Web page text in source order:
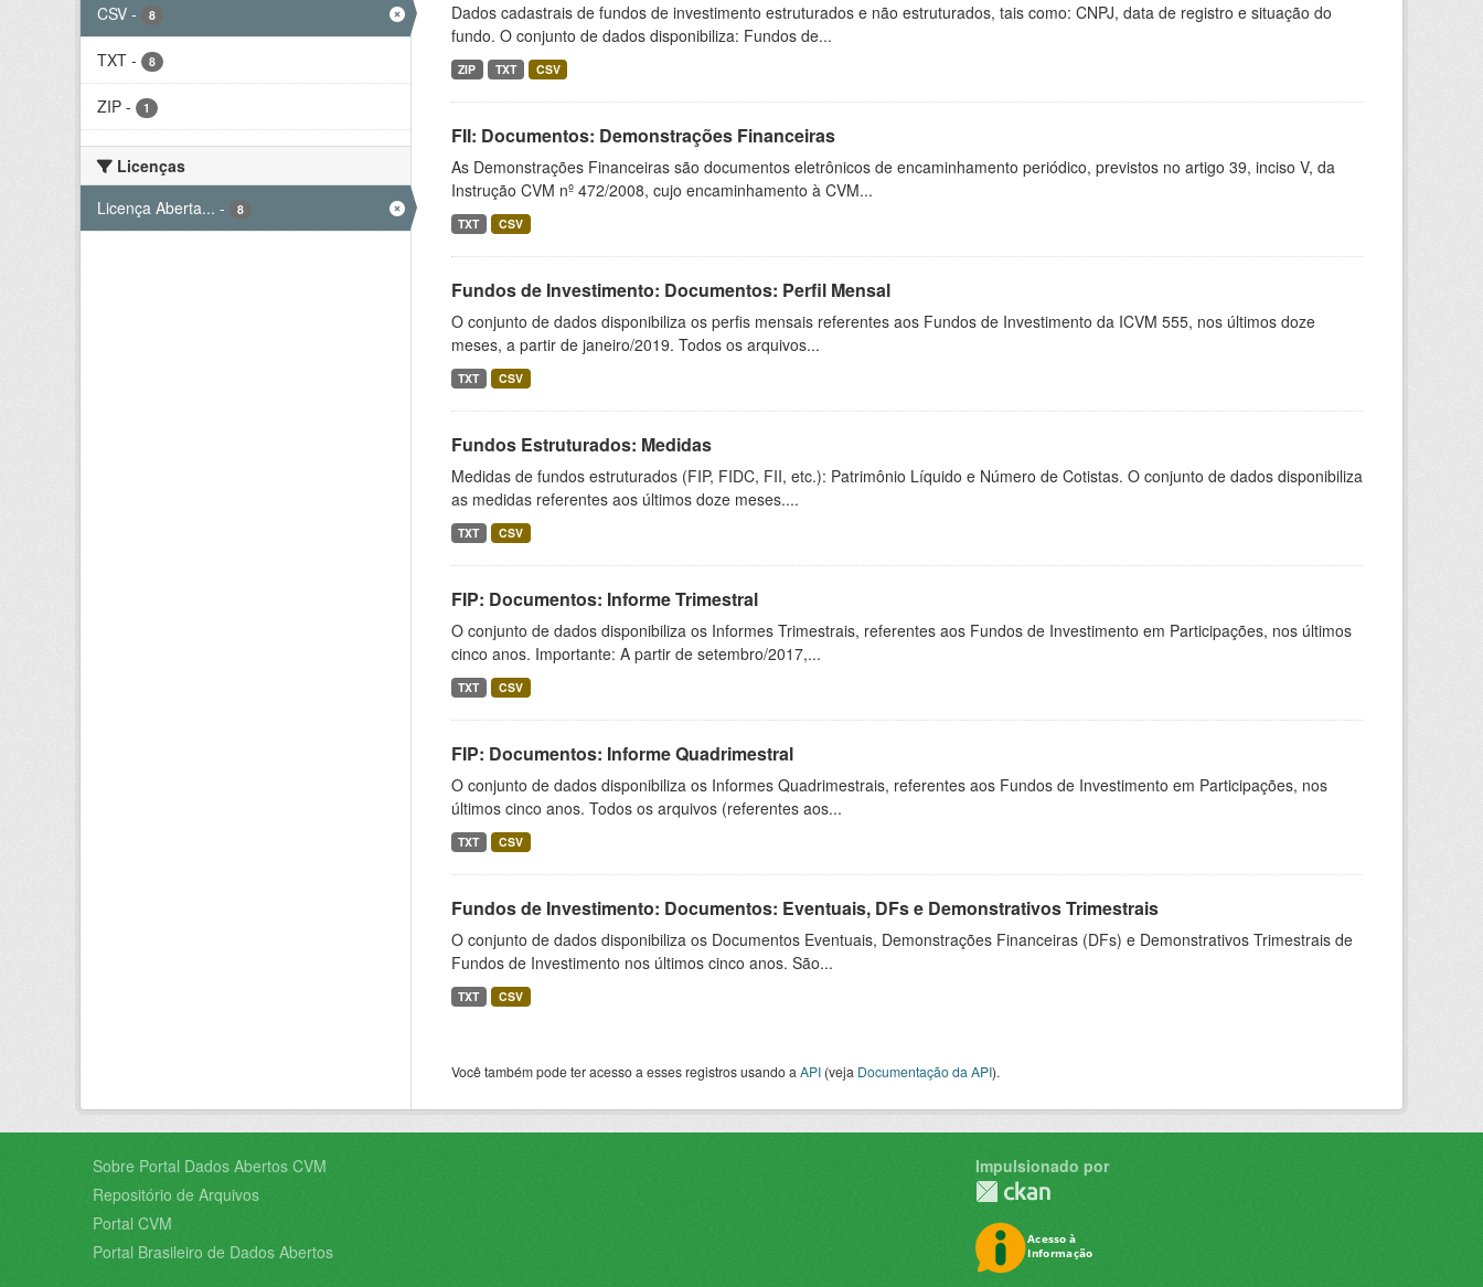
CSV - 8
TXT - 8
ZIP - 1
Licenças
Licença Aberta... - 8
Dados cadastrais de fundos de investimento estruturados e não estruturados, tais como: CNPJ, data de registro e situação do
fundo. O conjunto de dados disponibiliza: Fundos de...
ZIP TXT CSV
FII: Documentos: Demonstrações Financeiras
As Demonstrações Financeiras são documentos eletrônicos de encaminhamento periódico, previstos no artigo 39, inciso V, da
Instrução CVM nº 472/2008, cujo encaminhamento à CVM...
TXT CSV
Fundos de Investimento: Documentos: Perfil Mensal
O conjunto de dados disponibiliza os perfis mensais referentes aos Fundos de Investimento da ICVM 555, nos últimos doze
meses, a partir de janeiro/2019. Todos os arquivos...
TXT CSV
Fundos Estruturados: Medidas
Medidas de fundos estruturados (FIP, FIDC, FII, etc.): Patrimônio Líquido e Número de Cotistas. O conjunto de dados disponibiliza
as medidas referentes aos últimos doze meses....
TXT CSV
FIP: Documentos: Informe Trimestral
O conjunto de dados disponibiliza os Informes Trimestrais, referentes aos Fundos de Investimento em Participações, nos últimos
cinco anos. Importante: A partir de setembro/2017,...
TXT CSV
FIP: Documentos: Informe Quadrimestral
O conjunto de dados disponibiliza os Informes Quadrimestrais, referentes aos Fundos de Investimento em Participações, nos
últimos cinco anos. Todos os arquivos (referentes aos...
TXT CSV
Fundos de Investimento: Documentos: Eventuais, DFs e Demonstrativos Trimestrais
O conjunto de dados disponibiliza os Documentos Eventuais, Demonstrações Financeiras (DFs) e Demonstrativos Trimestrais de
Fundos de Investimento nos últimos cinco anos. São...
TXT CSV
Você também pode ter acesso a esses registros usando a API(veja Documentação da API).
Sobre Portal Dados Abertos CVM
Repositório de Arquivos
Portal CVM
Portal Brasileiro de Dados Abertos
Impulsionado por